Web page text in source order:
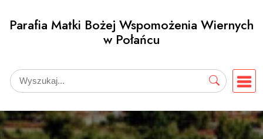
Parafia Matki Bożej Wspomożenia Wiernych
w Połańcu